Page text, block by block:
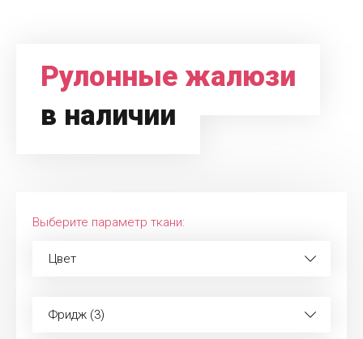
Рулонные жалюзи
в наличии
Выберите параметр ткани:
Цвет
Фридж (3)